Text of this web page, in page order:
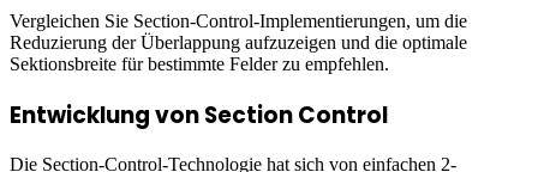
Vergleichen Sie Section-Control-Implementierungen, um die
Reduzierung der Überlappung aufzuzeigen und die optimale
Sektionsbreite für bestimmte Felder zu empfehlen.
Entwicklung von Section Control
Die Section-Control-Technologie hat sich von einfachen 2-